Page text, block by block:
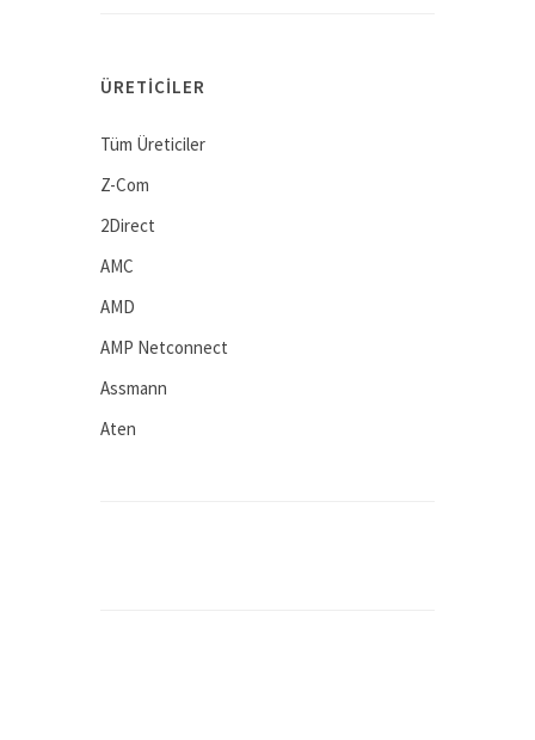
ÜRETICILER
Tüm Üreticiler
Z-Com
2Direct
AMC
AMD
AMP Netconnect
Assmann
Aten